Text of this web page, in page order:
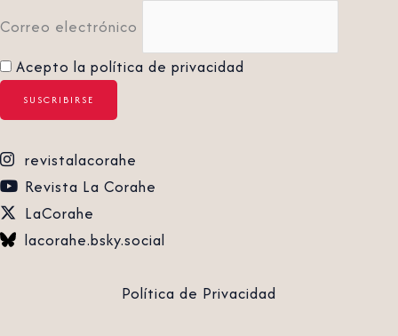
Correo electrónico
Acepto la política de privacidad
revistalacorahe
Revista La Corahe
LaCorahe
lacorahe.bsky.social‬
Política de Privacidad